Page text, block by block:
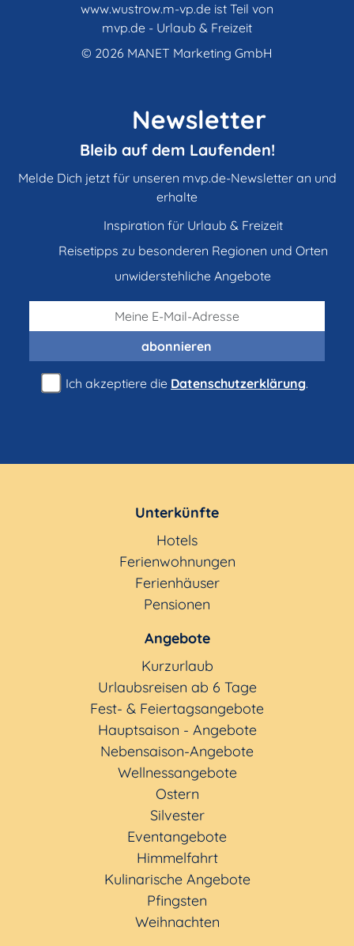
www.wustrow.m-vp.de ist Teil von
mvp.de - Urlaub & Freizeit
© 2026 MANET Marketing GmbH
Newsletter
Bleib auf dem Laufenden!
Melde Dich jetzt für unseren mvp.de-Newsletter an und
erhalte
Inspiration für Urlaub & Freizeit
Reisetipps zu besonderen Regionen und Orten
unwiderstehliche Angebote
abonnieren
Ich akzeptiere die Datenschutzerklärung.
Unterkünfte
Hotels
Ferienwohnungen
Ferienhäuser
Pensionen
Angebote
Kurzurlaub
Urlaubsreisen ab 6 Tage
Fest- & Feiertagsangebote
Hauptsaison - Angebote
Nebensaison-Angebote
Wellnessangebote
Ostern
Silvester
Eventangebote
Himmelfahrt
Kulinarische Angebote
Pfingsten
Weihnachten